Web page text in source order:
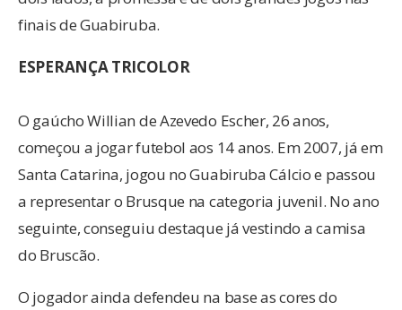
finais de Guabiruba.
ESPERANÇA TRICOLOR
O gaúcho Willian de Azevedo Escher, 26 anos,
começou a jogar futebol aos 14 anos. Em 2007, já em
Santa Catarina, jogou no Guabiruba Cálcio e passou
a representar o Brusque na categoria juvenil. No ano
seguinte, conseguiu destaque já vestindo a camisa
do Bruscão.
O jogador ainda defendeu na base as cores do